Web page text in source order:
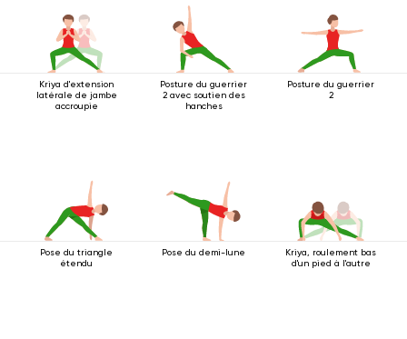
Kriya d'extension
latérale de jambe
accroupie
Posture du guerrier
2 avec soutien des
hanches
Posture du guerrier
2
Pose du triangle
étendu
Pose du demi-lune
Kriya, roulement bas
d'un pied à l'autre